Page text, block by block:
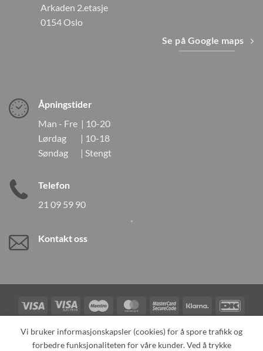
Arkaden 2.etasje
0154 Oslo
Se på Google maps
Åpningstider
Man - Fre | 10-20
Lørdag | 10-18
Søndag | Stengt
Telefon
21 09 59 90
Kontakt oss
Visa
Visa
Electron
Maestro MasterCardMasterCard
2
Klarna
Card
TILBAKEKALLINGER KONTAKT OSS OM OSS
Vi bruker informasjonskapsler (cookies) for å spore trafikk og
forbedre funksjonaliteten for våre kunder. Ved å trykke